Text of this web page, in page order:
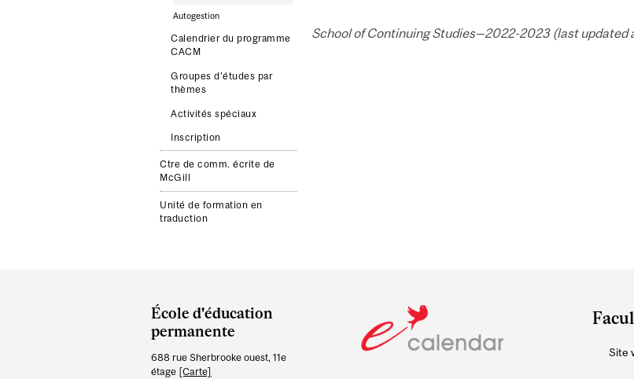
Autogestion
Calendrier du programme
CACM
Groupes d'études par
thèmes
Activités spéciaux
Inscription
Ctre de comm. écrite de
McGill
Unité de formation en
traduction
School of Continuing Studies—2022-2023 (last updated
and
University
Information
École d'éducation
permanente
688 rue Sherbrooke ouest, 11e
étage [Carte]
Site